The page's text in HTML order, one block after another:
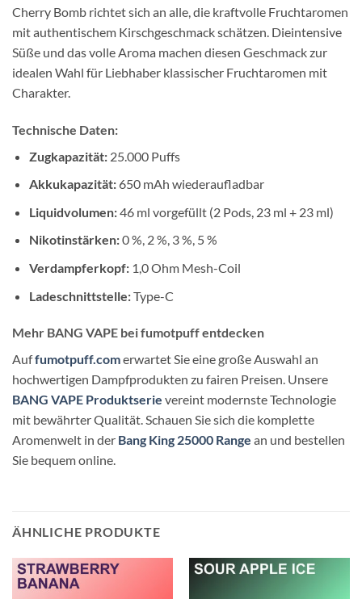
Cherry Bomb richtet sich an alle, die kraftvolle Fruchtaromen
mit authentischem Kirschgeschmack schätzen. Dieintensive
Süße und das volle Aroma machen diesen Geschmack zur
idealen Wahl für Liebhaber klassischer Fruchtaromen mit
Charakter.
Technische Daten:
Zugkapazität:25.000 Puffs
Akkukapazität:650 mAh wiederaufladbar
Liquidvolumen:46 ml vorgefüllt (2 Pods, 23 ml + 23 ml)
Nikotinstärken:0 %, 2 %, 3 %, 5 %
Verdampferkopf:1,0 Ohm Mesh-Coil
Ladeschnittstelle:Type-C
Mehr BANG VAPE bei fumotpuff entdecken
Auffumotpuff.comerwartet Sie eine große Auswahl an
hochwertigen Dampfprodukten zu fairen Preisen. Unsere
BANG VAPE Produktserie vereint modernste Technologie
mit bewährter Qualität. Schauen Sie sich die komplette
Aromenwelt in der Bang King 25000 Range an und bestellen
Sie bequem online.
ÄHNLICHE PRODUKTE